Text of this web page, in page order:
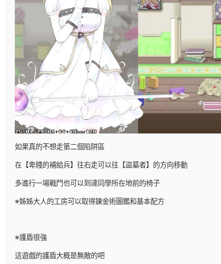
如果真的不想走第二個陷阱區
在【卑賤的補給兵】往右走可以往【盜墓者】的方向移動
多進行一場戰鬥也可以到達同學所在地前的椅子
※姊姊大人的工房可以取得鍊金術圖鑑和基本配方
※護盾很強
這遊戲的護盾大概是無敵的吧